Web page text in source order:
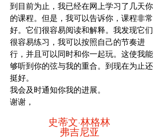
到目前为止，我已经在网上学习了几天你
的课程。但是，我可以告诉你，课程非常
好。它们很容易阅读和解释。我发现它们
很容易练习，我可以按照自己的节奏进
行，并且可以同时和你一起玩。这使我能
够听到你的弦与我的重合。到现在为止还
挺好。
我会及时通知你我的进展。
谢谢，
史蒂文·林格林
弗吉尼亚